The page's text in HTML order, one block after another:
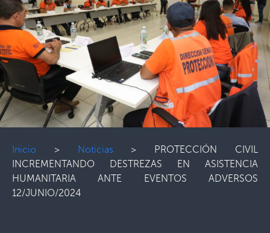
Inicio > Noticias> PROTECCIÓN CIVIL
INCREMENTANDO DESTREZAS EN ASISTENCIA
HUMANITARIA ANTE EVENTOS ADVERSOS
12/JUNIO/2024